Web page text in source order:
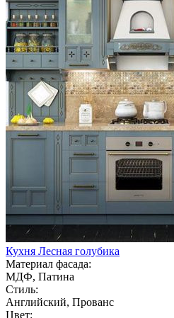
Кухня Лесная голубика
Материал фасада:
МДФ, Патина
Стиль:
Английский, Прованс
Цвет: